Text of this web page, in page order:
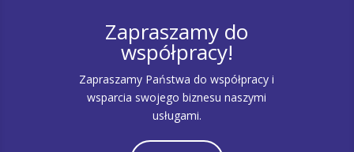
Zapraszamy do
współpracy!
Zapraszamy Państwa do współpracy i
wsparcia swojego biznesu naszymi
usługami.